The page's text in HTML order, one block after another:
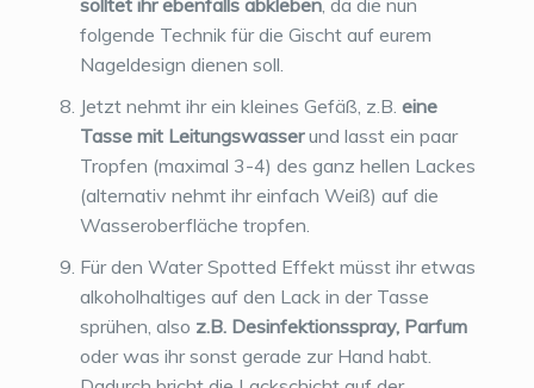
solltet ihr ebenfalls abkleben, da die nun
folgende Technik für die Gischt auf eurem
Nageldesign dienen soll.
Jetzt nehmt ihr ein kleines Gefäß, z.B. eine
Tasse mit Leitungswasserund lasst ein paar
Tropfen (maximal 3-4) des ganz hellen Lackes
(alternativ nehmt ihr einfach Weiß) auf die
Wasseroberfläche tropfen.
Für den Water Spotted Effekt müsst ihr etwas
alkoholhaltiges auf den Lack in der Tasse
sprühen, also z.B. Desinfektionsspray, Parfum
oder was ihr sonst gerade zur Hand habt.